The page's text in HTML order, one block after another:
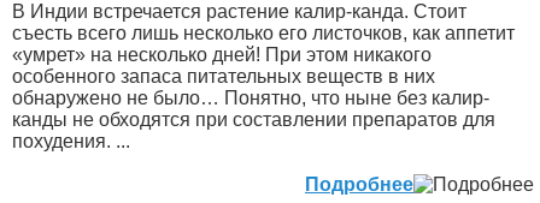
В Индии встречается растение калир-канда. Стоит
съесть всего лишь несколько его листочков, как аппетит
«умрет» на несколько дней! При этом никакого
особенного запаса питательных веществ в них
обнаружено не было… Понятно, что ныне без калир-
канды не обходятся при составлении препаратов для
похудения. ...
Подробнее